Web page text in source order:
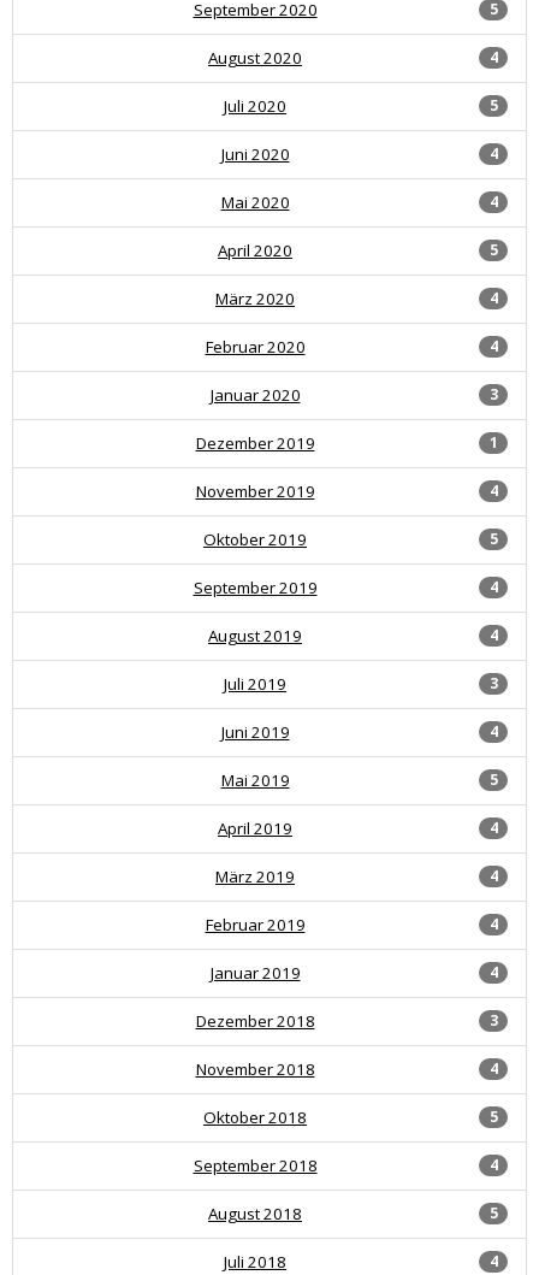
5
September 2020
4
August 2020
5
Juli 2020
4
Juni 2020
4
Mai 2020
5
April 2020
4
März 2020
4
Februar 2020
3
Januar 2020
1
Dezember 2019
4
November 2019
5
Oktober 2019
4
September 2019
4
August 2019
3
Juli 2019
4
Juni 2019
5
Mai 2019
4
April 2019
4
März 2019
4
Februar 2019
4
Januar 2019
3
Dezember 2018
4
November 2018
5
Oktober 2018
4
September 2018
5
August 2018
4
Juli 2018